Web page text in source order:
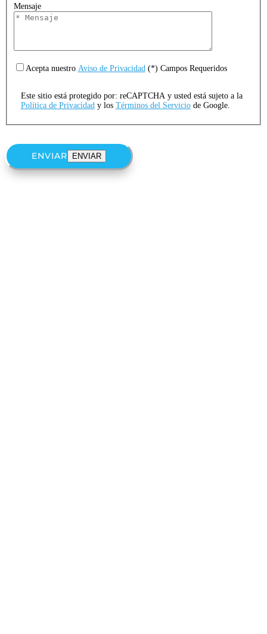
Mensaje
Acepta nuestro Aviso de Privacidad (*) Campos Requeridos
Este sitio está protegido por: reCAPTCHA y usted está sujeto a la
Política de Privacidady los Términos del Serviciode Google.
ENVIAR